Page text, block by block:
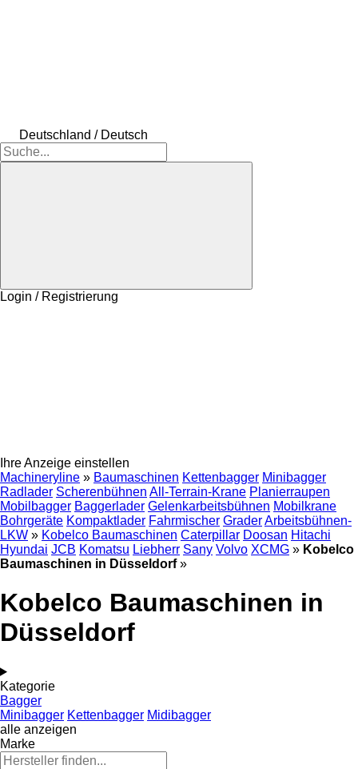
Deutschland / Deutsch
Login / Registrierung
Ihre Anzeige einstellen
Machineryline » Baumaschinen Kettenbagger Minibagger
Radlader Scherenbühnen All-Terrain-Krane Planierraupen
Mobilbagger Baggerlader Gelenkarbeitsbühnen Mobilkrane
Bohrgeräte Kompaktlader Fahrmischer GraderArbeitsbühnen-
LKW » Kobelco Baumaschinen Caterpillar Doosan Hitachi
Hyundai JCB Komatsu Liebherr Sany Volvo XCMG » Kobelco
Baumaschinen in Düsseldorf »
Kobelco Baumaschinen in
Düsseldorf
Kategorie
Bagger
Minibagger Kettenbagger Midibagger
alle anzeigen
Marke